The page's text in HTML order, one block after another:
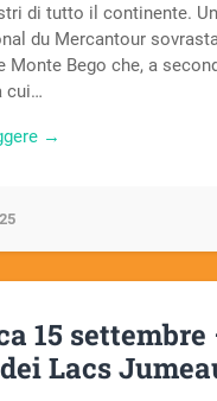
di tutto il continente.
du Mercantour
Monte Bego che, a
cui…
→
15 settembre
Lacs